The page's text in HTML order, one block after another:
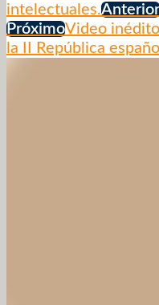
intelectuales.Anterior
PróximoVideo
la II República